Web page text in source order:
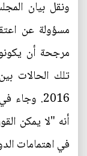
ونقل بيان
مرجحة أن
2016.
أنه "لا يمكن
في اهتمامات